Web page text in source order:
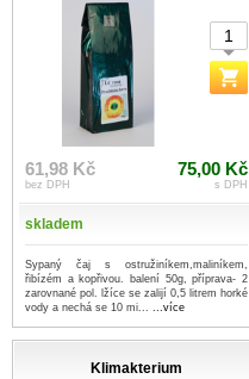
61,98 Kč
bez DPH
75,00 Kč
s DPH
skladem
Sypaný čaj s ostružiníkem,maliníkem,
řibízém a kopřivou. balení 50g, příprava- 2
zarovnané pol. lžíce se zalijí 0,5 litrem horké
vody a nechá se 10 mi... ...více
Klimakterium